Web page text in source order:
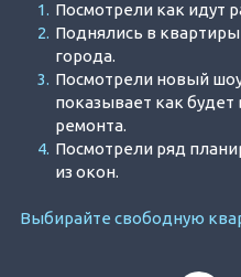
Посмотрели как идут
Поднялись в
города.
Посмотрели новый
показывает как
ремонта.
Посмотрели ряд
из окон.
Выбирайте свободную